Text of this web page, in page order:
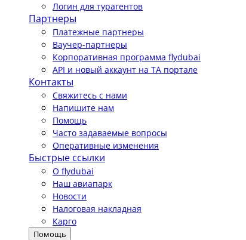
Логин для турагентов
Партнеры
Платежные партнеры
Ваучер-партнеры
Корпоративная программа flydubai
API и новый аккаунт на TA портале
Контакты
Свяжитесь с нами
Напишите нам
Помощь
Часто задаваемые вопросы
Оперативные изменения
Быстрые ссылки
О flydubai
Наш авиапарк
Новости
Налоговая накладная
Карго
Помощь